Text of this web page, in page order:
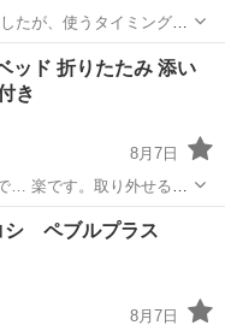
いただける方に、お譲り
み 添い
き
8月7日
… 楽です。取り外せる蚊
品
ペブルプラス
8月7日